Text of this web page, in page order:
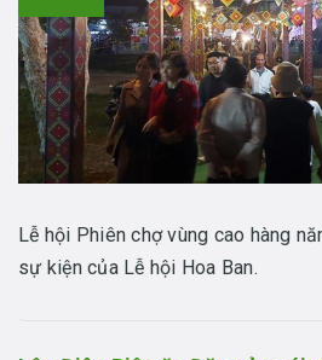
Lễ hội Phiên chợ vùng cao hàng
sự kiện của Lễ hội Hoa Ban.